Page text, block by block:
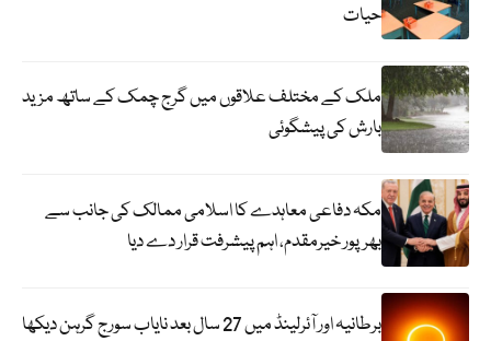
حیات
ملک کے مختلف علاقوں میں گرج چمک کے ساتھ مزید
بارش کی پیشگوئی
مکہ دفاعی معاہدے کا اسلامی ممالک کی جانب سے
بھرپور خیرمقدم، اہم پیشرفت قرار دے دیا
برطانیہ اور آئرلینڈ میں 27 سال بعد نایاب سورج گرہن دیکھا